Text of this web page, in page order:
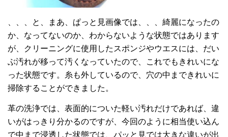
、、、と、まあ、ぱっと見画像では、、、綺麗になったの
か、なってないのか、わからないような状態ではあります
が、クリーニングに使用したスポンジやウエスには、だい
ぶ汚れが移って汚くなっていたので、これでもきれいにな
った状態です。糸も外しているので、穴の中まできれいに
掃除することができました。
革の洗浄では、表面的についた軽い汚れだけであれば、違
いがはっきり分かるのですが、今回のように相当使い込ん
で中まで浸透した状態では、パッと見では大きな違いが出